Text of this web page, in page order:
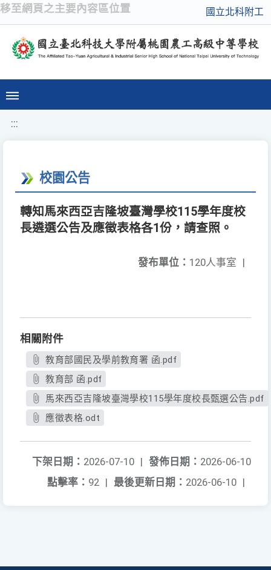
移至網頁之主要內容區位置 國立北科附工
:::
校園公告
轉知馬來西亞吉隆坡臺灣學校115學年度校
長遴選公告及應徵表格各1份，請查照。
發布單位： 120人事室 |
相關附件
教育部國民及學前教育署 函.pdf
教育部 函.pdf
馬來西亞吉隆坡臺灣學校115學年度校長甄選公告.pdf
應徵表格.odt
發佈日期： 2026-06-10
下架日期： 2026-07-10 |
最後更新日期： 2026-06-10 |
點擊率： 92 |